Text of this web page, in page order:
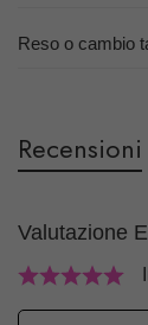
Reso o cambio
Recensioni
Valutazione